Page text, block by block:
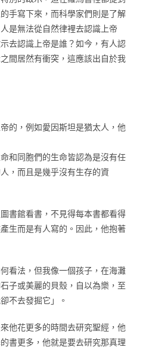
手寫下來，而科學家們則是了解
是無法從自然律裡去認識上帝
去認識上帝是誰？如今，有人認
間居然有衝突，這應該出自於我
的，例如愛因斯坦是猶太人，他
和同胞們的生命皆認為是沒有任
，而且是幾乎沒有生存的資
書館看書，不見得每本書都看得
生而是有人寫的。因此，他抱著
看法，但我像一個孩子，在海灘
子或美麗的貝殼，自以為樂，至
不去發掘它」。
他花更多的時間去研究聖經，他
書更多，他就是要去研究那真理